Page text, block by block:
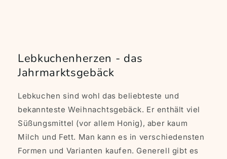
Lebkuchenherzen - das
Jahrmarktsgebäck
Lebkuchen sind wohl das beliebteste und
bekannteste Weihnachtsgebäck. Er enthält viel
Süßungsmittel (vor allem Honig), aber kaum
Milch und Fett. Man kann es in verschiedensten
Formen und Varianten kaufen. Generell gibt es